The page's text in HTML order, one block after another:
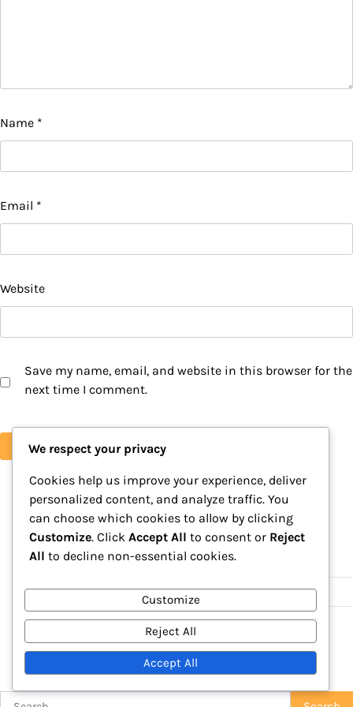
Name *
Email *
Website
Save my name, email, and website in this browser for the
next time I comment.
Liens
Articles du blog
Contactez-nous
Notre histoire
Recherche
Search
We respect your privacy
Cookies help us improve your experience, deliver
personalized content, and analyze traffic. You
can choose which cookies to allow by clicking
Customize. Click Accept All to consent or Reject
All to decline non-essential cookies.
Customize
Reject All
Accept All